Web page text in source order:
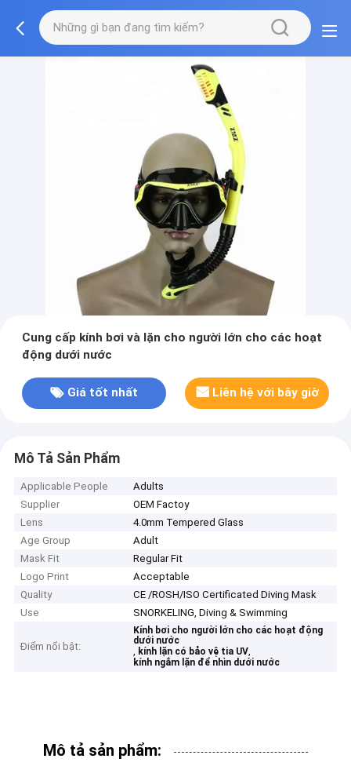
Cung cấp kính bơi và lặn cho người lớn cho các hoạt
động dưới nước
Giá tốt nhất Liên hệ với bây giờ
Mô Tả Sản Phẩm
Applicable People
Adults
Supplier
OEM Factoy
Lens
4.0mm Tempered Glass
Age Group
Adult
Mask Fit
Regular Fit
Logo Print
Acceptable
Quality
CE /ROSH/ISO Certificated Diving Mask
Use
SNORKELING, Diving & Swimming
Điểm nổi bật:
Kính bơi cho người lớn cho các hoạt động
dưới nước
, kính lặn có bảo vệ tia UV,
kính ngắm lặn để nhìn dưới nước
Mô tả sản phẩm: